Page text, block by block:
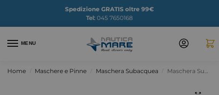
Spedizione GRATIS oltre 99€
Tel: 045 7650168
MENU
Home Maschere e Pinne Maschera Subacquea Maschera Sub Seac Ajna